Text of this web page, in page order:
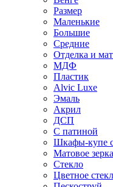
Размер
Маленькие
Большие
Средние
Отделка и
МДФ
Пластик
Alvic Luxe
Эмаль
Акрил
ДСП
С патиной
Шкафы-купе
Матовое
Стекло
Цветное